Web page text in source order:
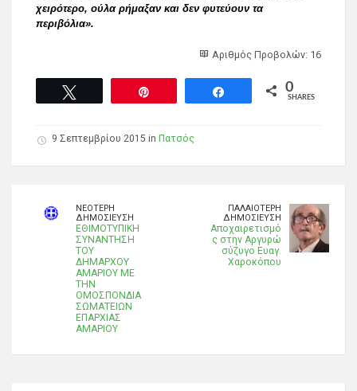
χειρότερο, ούλα ρήμαξαν και δεν φυτεύουν τα
περιβόλια».
Αριθμός Προβολών: 16
0
SHARES
9 Σεπτεμβρίου 2015 in Πατσός
ΝΕΌΤΕΡΗ
ΔΗΜΟΣΊΕΥΣΗ
ΕΘΙΜΟΤΥΠΙΚΗ
ΣΥΝΑΝΤΗΣΗ
ΤΟΥ
ΔΗΜΑΡΧΟΥ
ΑΜΑΡΙΟΥ ΜΕ
ΤΗΝ
ΟΜΟΣΠΟΝΔΙΑ
ΣΩΜΑΤΕΙΩΝ
ΕΠΑΡΧΙΑΣ
ΑΜΑΡΙΟΥ
ΠΑΛΑΙΌΤΕΡΗ
ΔΗΜΟΣΊΕΥΣΗ
Αποχαιρετισμό
ς στην Αργυρώ
σύζυγο Ευαγ.
Χαροκόπου